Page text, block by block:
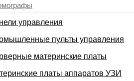
управления
пульты управления
материнские платы
платы аппаратов УЗИ